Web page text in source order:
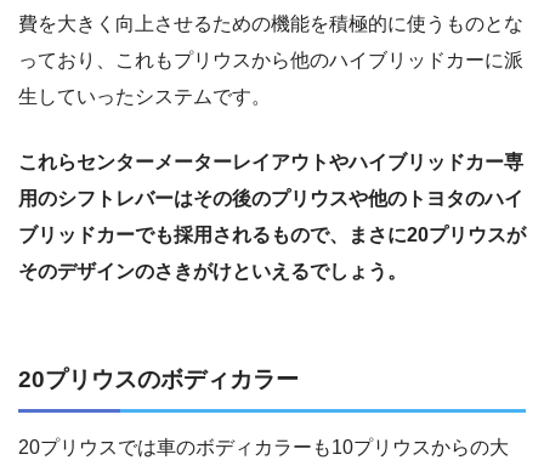
費を大きく向上させるための機能を積極的に使うものとな
っており、これもプリウスから他のハイブリッドカーに派
生していったシステムです。
これらセンターメーターレイアウトやハイブリッドカー専
用のシフトレバーはその後のプリウスや他のトヨタのハイ
ブリッドカーでも採用されるもので、まさに20プリウスが
そのデザインのさきがけといえるでしょう。
20プリウスのボディカラー
20プリウスでは車のボディカラーも10プリウスからの大